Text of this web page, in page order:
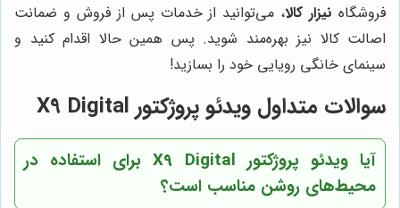
فروشگاه نیزار کالا، می‌توانید از خدمات پس از فروش و ضمانت
اصالت کالا نیز بهره‌مند شوید. پس همین حالا اقدام کنید و
سینمای خانگی رویایی خود را بسازید!
سوالات متداول ویدئو پروژکتور X9 Digital
آیا ویدئو پروژکتور X9 Digital برای استفاده در
محیط‌های روشن مناسب است؟